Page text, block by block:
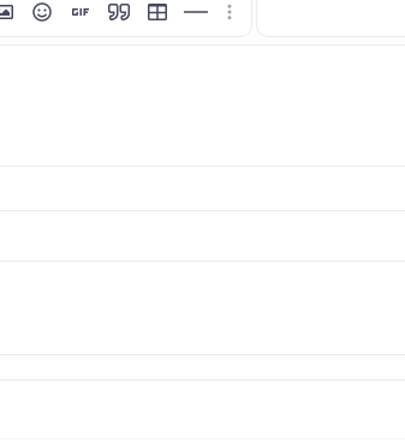
ekleekle
İfadelerGIF ekle
Alıntı Tablo ekleYatay çizgi ekle
Daha fazla seçenek…